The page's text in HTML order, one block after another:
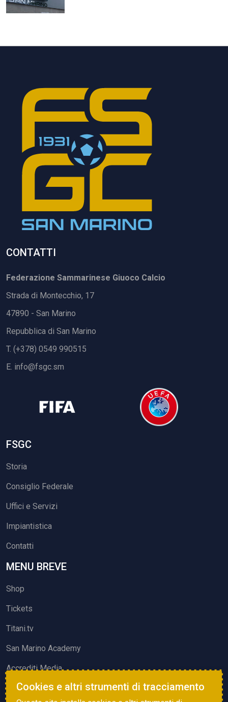
CONTATTI
Federazione Sammarinese Giuoco Calcio
Strada di Montecchio, 17
47890 - San Marino
Repubblica di San Marino
T. (+378) 0549 990515
E. info@fsgc.sm
FSGC
Storia
Consiglio Federale
Uffici e Servizi
Impiantistica
Contatti
MENU BREVE
Shop
Tickets
Titani.tv
San Marino Academy
Accrediti Media
ATTIVITÀ ED EVENTI
Cookies e altri strumenti di tracciamento